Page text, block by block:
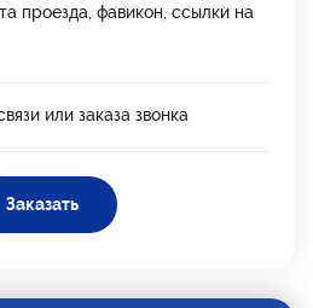
проезда, фавикон, ссылки на
или заказа звонка
Заказать